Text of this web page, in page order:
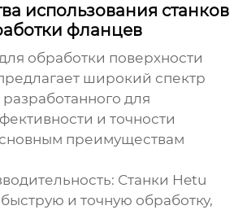
использования станков
фланцев
обработки поверхности
широкий спектр
для
и точности
преимуществам
Станки Hetu
и точную обработку,